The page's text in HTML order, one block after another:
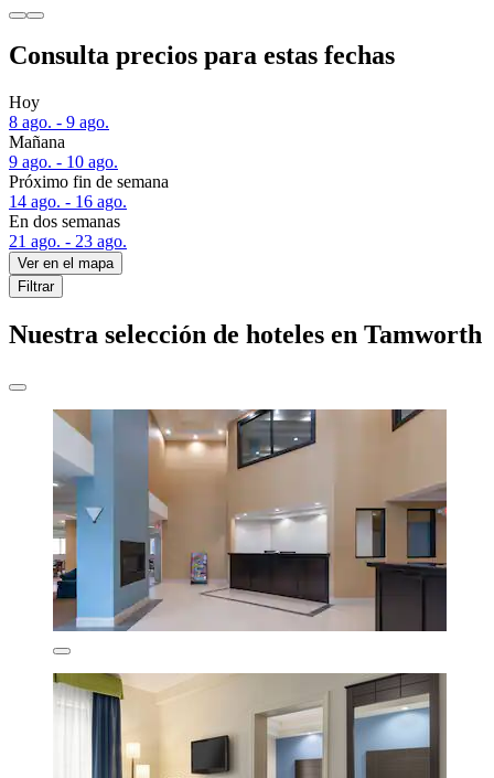
Consulta precios para estas fechas
Hoy
8 ago. - 9 ago.
Mañana
9 ago. - 10 ago.
Próximo fin de semana
14 ago. - 16 ago.
En dos semanas
21 ago. - 23 ago.
Ver en el mapa
Filtrar
Nuestra selección de hoteles en Tamworth